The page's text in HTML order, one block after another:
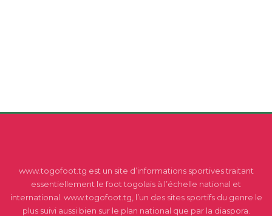
www.togofoot.tg est un site d’informations sportives traitant
essentiellement le foot togolais à l’échelle national et
international. www.togofoot.tg, l’un des sites sportifs du genre le
plus suivi aussi bien sur le plan national que par la diaspora.